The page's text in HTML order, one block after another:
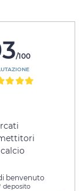
/100
benvenuto
deposito